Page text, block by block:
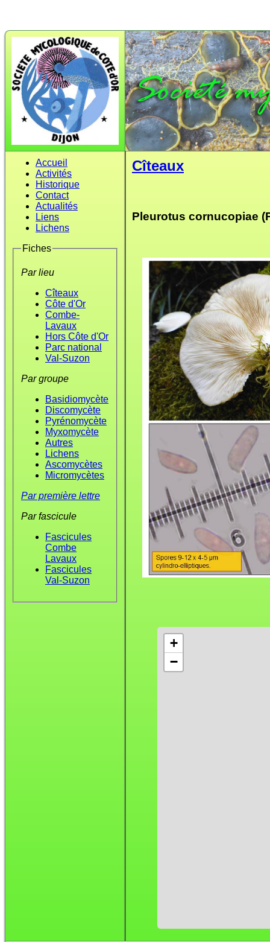
Accueil
Activités
Historique
Contact
Actualités
Liens
Lichens
Fiches
Par lieu
Cîteaux
Côte d'Or
Combe-
Lavaux
Hors Côte d'Or
Parc national
Val-Suzon
Par groupe
Basidiomycète
Discomycète
Pyrénomycète
Myxomycète
Autres
Lichens
Ascomycètes
Micromycètes
Par première lettre
Par fascicule
Fascicules
Combe
Lavaux
Fascicules
Val-Suzon
Cîteaux
Pleurotus cornucopiae
+
−